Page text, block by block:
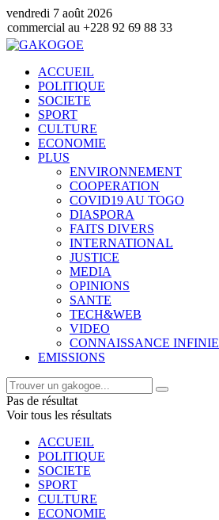
vendredi 7 août 2026
92 69 88 33
ACCUEIL
POLITIQUE
SOCIETE
SPORT
CULTURE
ECONOMIE
PLUS
ENVIRONNEMENT
COOPERATION
COVID19 AU TOGO
DIASPORA
FAITS DIVERS
INTERNATIONAL
JUSTICE
MEDIA
OPINIONS
SANTE
TECH&WEB
VIDEO
CONNAISSANCE INFINIE
EMISSIONS
Pas de résultat
Voir tous les résultats
ACCUEIL
POLITIQUE
SOCIETE
SPORT
CULTURE
ECONOMIE